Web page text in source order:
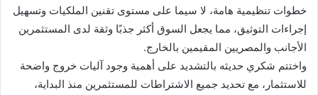
خطوات تنظيمية هامة، لا سيما على مستوى تقنين الملكيات وتسهيل
إجراءات التوثيق، مما يجعل السوق أكثر جذبًا وثقة لدى المستثمرين
الأجانب والمصريين المقيمين بالخارج.
واختتم شكري حديثه بالتشديد على أهمية وجود آليات خروج واضحة
للاستثمار، مع تحديد جميع الاشتراطات للمستثمرين منذ البداية،